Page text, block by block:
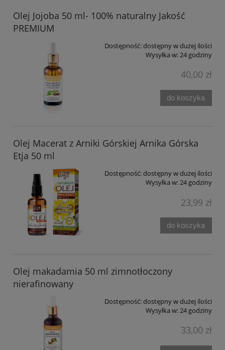
Olej Jojoba 50 ml- 100% naturalny Jakość
PREMIUM
Dostępność:dostępny w dużej ilości
Wysyłka w: 24 godziny
40,00 zł
do koszyka
Olej Macerat z Arniki Górskiej Arnika Górska
Etja 50 ml
Dostępność:dostępny w dużej ilości
Wysyłka w:24 godziny
23,99 zł
do koszyka
Olej makadamia 50 ml zimnotłoczony
nierafinowany
Dostępność:dostępny w dużej ilości
Wysyłka w: 24 godziny
33,00 zł